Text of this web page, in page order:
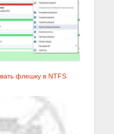
флешку в NTFS